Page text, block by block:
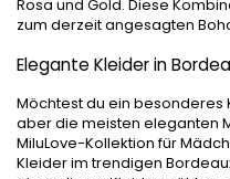
Rosa und Gold. Diese
zum derzeit angesagten
Elegante Kleider in
Möchtest du ein besonderes
aber die meisten eleganten
MiluLove-Kollektion für
Kleider im trendigen